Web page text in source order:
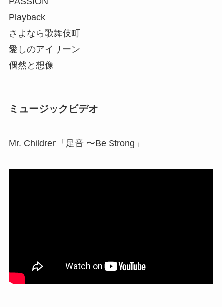
Playback
さよなら歌舞伎町
愛しのアイリーン
偶然と想像
ミュージックビデオ
Mr. Children「足音 〜Be Strong」